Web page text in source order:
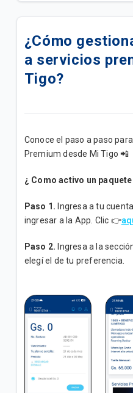
¿Por qué el contenido
Tigo ONEtv?
¿Cómo cancelar mi
hago?
¿Por qué no puedo ver
Video?
¿Cómo añadir una
¿Qué hago si olvidé mi
¿Por qué contratar
¿Cómo activar una
línea Tigo?
¿Cómo ingresar al
¿Cómo
a servicios
Tigo?
Conoce el paso a paso
Premium desde Mi Tigo 📲
¿ Como activo un
Paso 1. Ingresa a tu
ingresar a la App. Clic 👉
Paso 2. Ingresa a la
elegí el de tu preferencia.